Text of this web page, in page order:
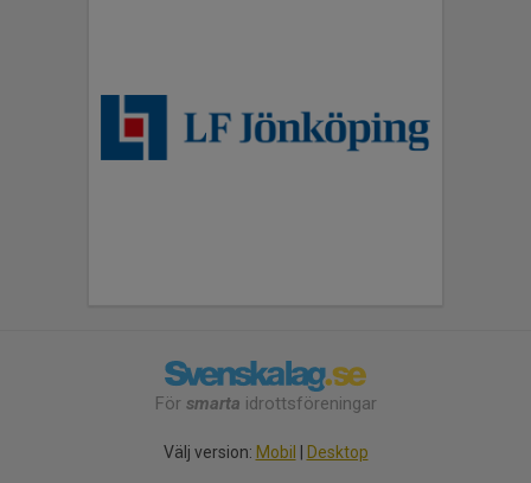
För smarta idrottsföreningar
Välj version: Mobil Desktop